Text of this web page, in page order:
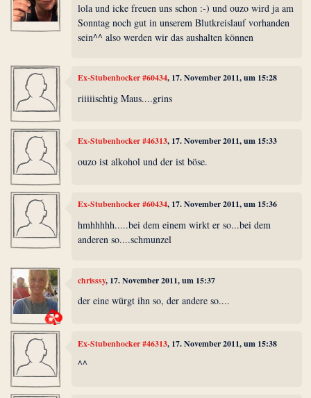
lola und icke freuen uns schon :-) und ouzo wird ja am
Sonntag noch gut in unserem Blutkreislauf vorhanden
sein^^ also werden wir das aushalten können
Ex-Stubenhocker #60434, 17. November 2011, um 15:28
riiiiischtig Maus....grins
Ex-Stubenhocker #46313, 17. November 2011, um 15:33
ouzo ist alkohol und der ist böse.
Ex-Stubenhocker #60434, 17. November 2011, um 15:36
hmhhhhh.....bei dem einem wirkt er so...bei dem
anderen so....schmunzel
chrisssy, 17. November 2011, um 15:37
der eine würgt ihn so, der andere so....
Ex-Stubenhocker #46313, 17. November 2011, um 15:38
^^